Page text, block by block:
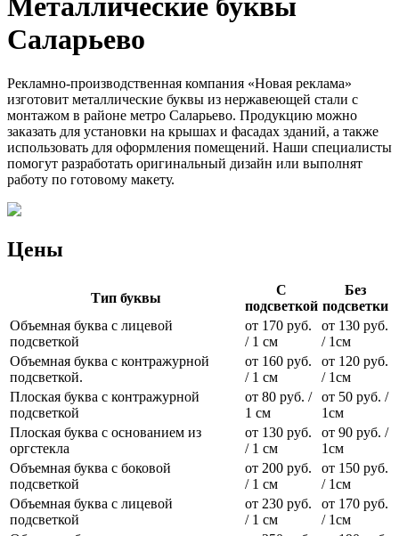
Металлические буквы
Саларьево
Рекламно-производственная компания «Новая реклама»
изготовит металлические буквы из нержавеющей стали с
монтажом в районе метро Саларьево. Продукцию можно
заказать для установки на крышах и фасадах зданий, а также
использовать для оформления помещений. Наши специалисты
помогут разработать оригинальный дизайн или выполнят
работу по готовому макету.
Цены
Тип буквы
С
подсветкой
Без
подсветки
Объемная буква с лицевой
подсветкой
от 170 руб.
/ 1 см
от 130 руб.
/ 1см
Объемная буква с контражурной
подсветкой.
от 160 руб.
/ 1 см
от 120 руб.
/ 1см
Плоская буква с контражурной
подсветкой
от 80 руб. /
1 см
от 50 руб. /
1см
Плоская буква с основанием из
оргстекла
от 130 руб.
/ 1 см
от 90 руб. /
1см
Объемная буква с боковой
подсветкой
от 200 руб.
/ 1 см
от 150 руб.
/ 1см
Объемная буква с лицевой
подсветкой
от 230 руб.
/ 1 см
от 170 руб.
/ 1см